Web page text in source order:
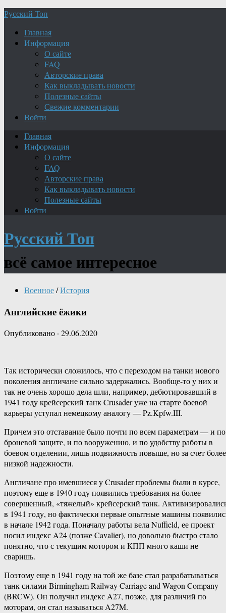
Русский Топ
Главная
Информация
О сайте
FAQ
Авторские права
Как выкладывать новости
Полезные сайты
Свежие комментарии
Войти
Главная
Информация
О сайте
FAQ
Авторские права
Как выкладывать новости
Полезные сайты
Войти
Русский Топ
всё самое интересное
Военное/История
Английские ёжики
Опубликовано · 29.06.2020
Так исторически сложилось, что с переходом на танки нового
поколения англичане сильно задержались. Вообще-то у них и
так не очень хорошо дела шли, например, дебютировавший в
1941 году крейсерский танк Crusader уже на старте боевой
карьеры уступал немецкому аналогу — Pz.Kpfw.III.
Причем это отставание было почти по всем параметрам — и по
броневой защите, и по вооружению, и по удобству работы в
боевом отделении, лишь подвижность повыше, но за счет более
низкой надежности.
Англичане про имевшиеся у Crusader проблемы были в курсе,
поэтому еще в 1940 году появились требования на более
совершенный, «тяжелый» крейсерский танк.
в 1941 году, но фактически первые опытные машины
в начале 1942 года. Поначалу работы вела Nuffield, ее проект
носил индекс A24 (позже Cavalier), но довольно быстро стало
понятно, что с текущим мотором и КПП много каши не
сваришь.
Поэтому еще в 1941 году на той же базе стал разрабатываться
танк силами Birmingham Railway Carriage and Wagon Company
(BRCW). Он получил индекс A27, позже, для различий по
моторам, он стал называться A27M.